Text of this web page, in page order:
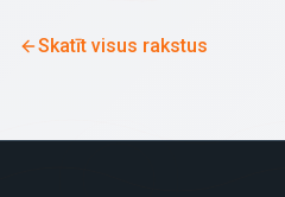
Skatīt visus rakstus